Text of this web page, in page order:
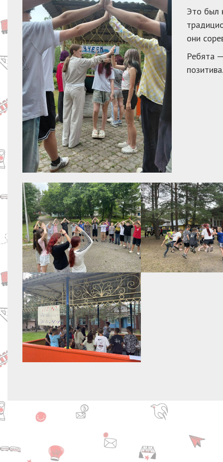
Это был
они
Ребята